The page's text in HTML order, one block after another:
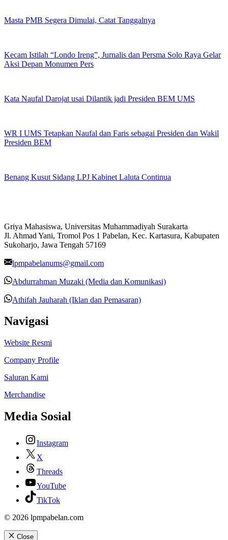
Masta PMB Segera Dimulai, Catat Tanggalnya
Kecam Istilah “Londo Ireng”, Jurnalis dan Persma Solo Raya Gelar
Aksi Depan Monumen Pers
Kata Naufal Darojat usai Dilantik jadi Presiden BEM UMS
WR I UMS Tetapkan Naufal dan Faris sebagai Presiden dan Wakil
Presiden BEM
Benang Kusut Sidang LPJ Kabinet Laluta Continua
Griya Mahasiswa, Universitas Muhammadiyah Surakarta
Jl. Ahmad Yani, Tromol Pos 1 Pabelan, Kec. Kartasura, Kabupaten
Sukoharjo, Jawa Tengah 57169
lpmpabelanums@gmail.com
Abdurrahman Muzaki (Media dan Komunikasi)
Athifah Jauharah (Iklan dan Pemasaran)
Navigasi
Website Resmi
Company Profile
Saluran Kami
Merchandise
Media Sosial
Instagram
X
Threads
YouTube
TikTok
© 2026 lpmpabelan.com
Close